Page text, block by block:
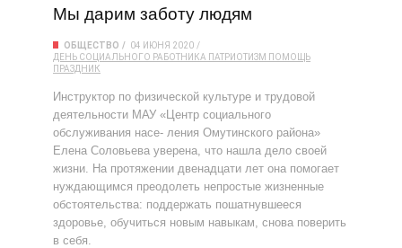
Мы дарим заботу людям
ОБЩЕСТВО
04 ИЮНЯ 2020
ДЕНЬ СОЦИАЛЬНОГО РАБОТНИКА ПАТРИОТИЗМ ПОМОЩЬ
ПРАЗДНИК
Инструктор по физической культуре и трудовой
деятельности МАУ «Центр социального
обслуживания насе- ления Омутинского района»
Елена Соловьева уверена, что нашла дело своей
жизни. На протяжении двенадцати лет она помогает
нуждающимся преодолеть непростые жизненные
обстоятельства: поддержать пошатнувшееся
здоровье, обучиться новым навыкам, снова поверить
в себя.